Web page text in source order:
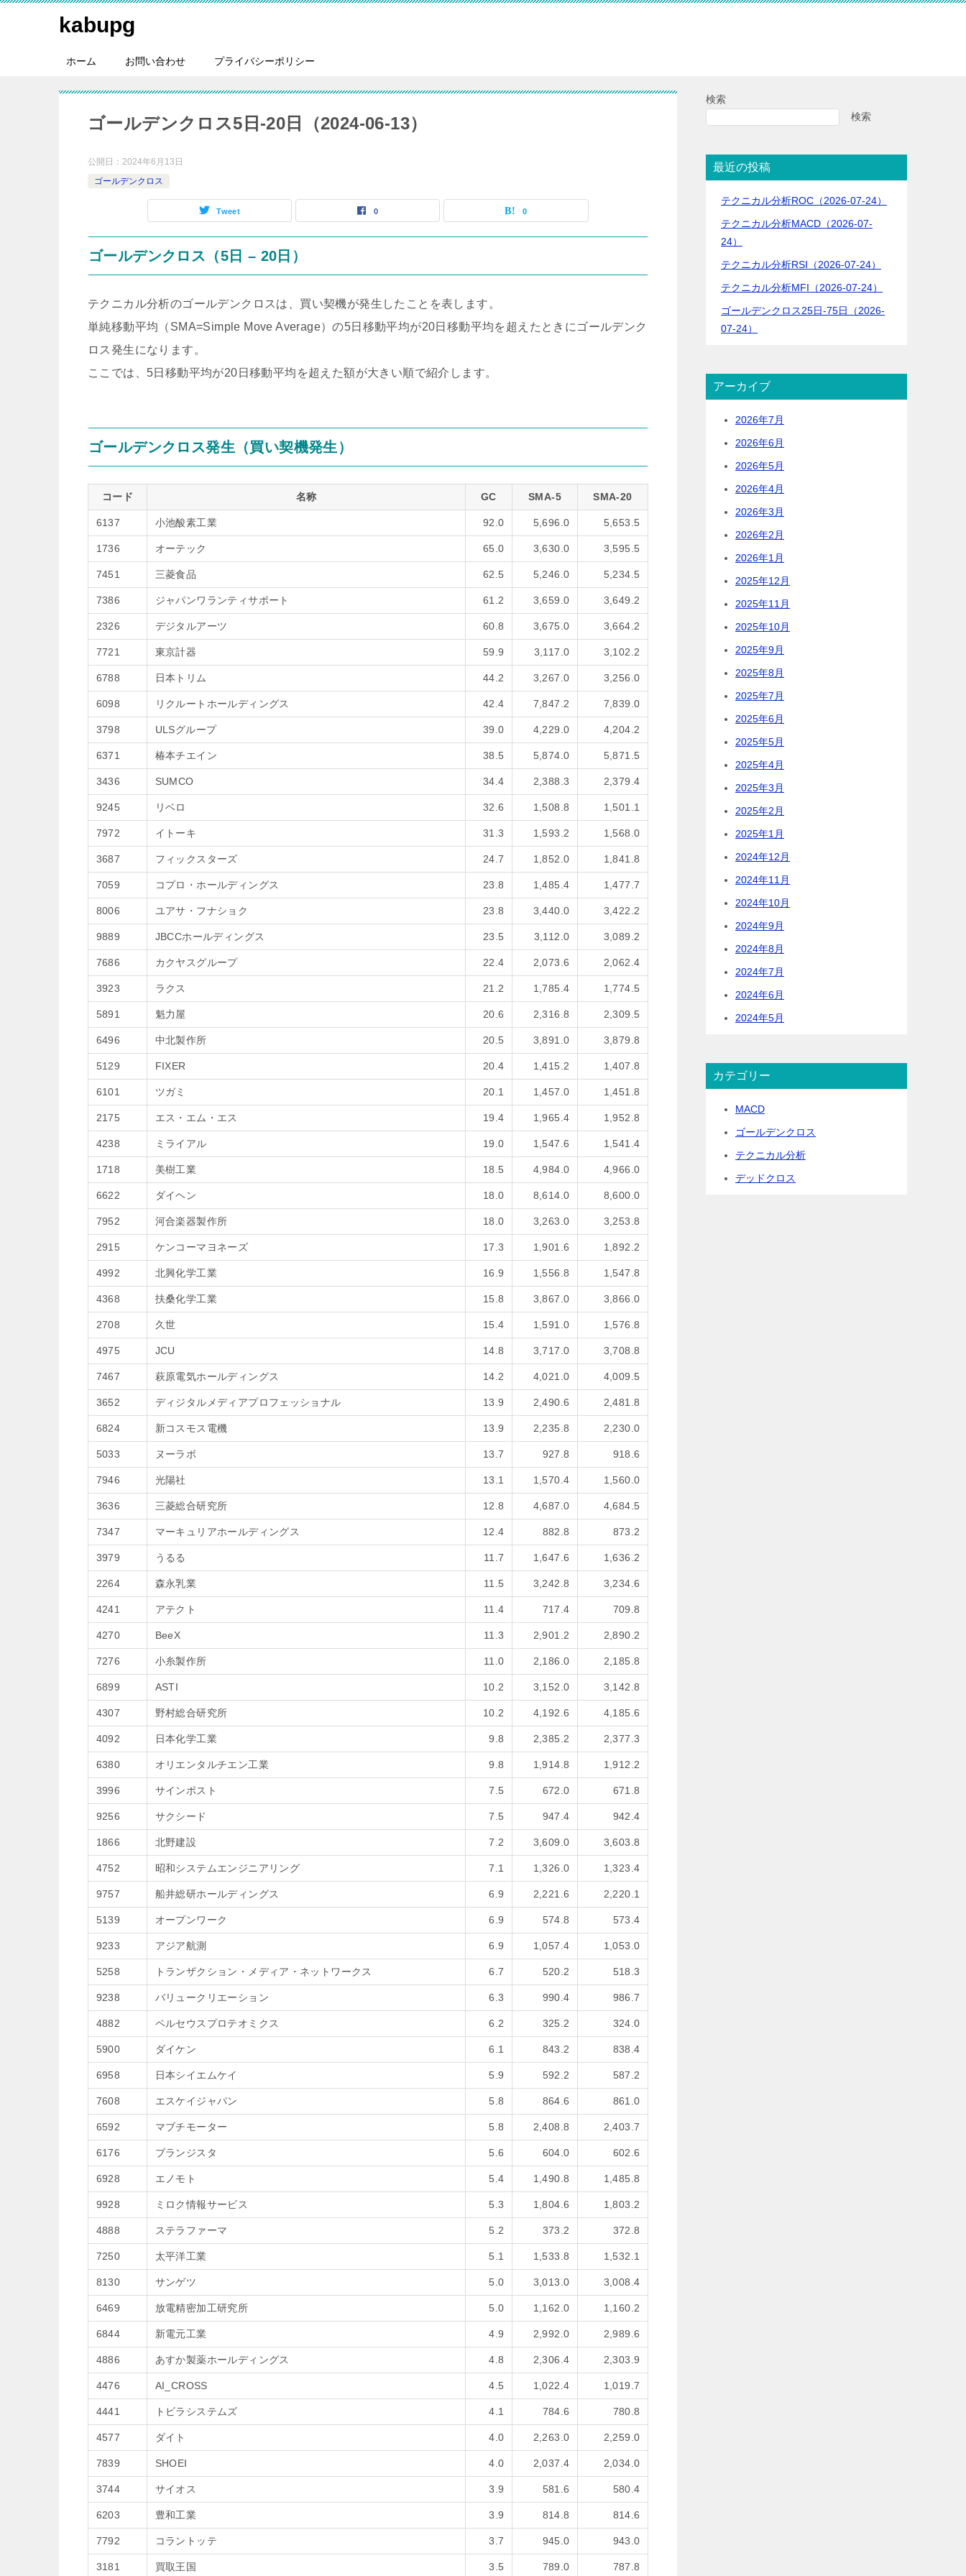
kabupg
ホーム お問い合わせ プライバシーポリシー
ゴールデンクロス5日-20日（2024-06-13）
公開日： 2024年6月13日
ゴールデンクロス
Tweet 0 0
ゴールデンクロス（5日 – 20日）
テクニカル分析のゴールデンクロスは、買い契機が発生したことを表します。
単純移動平均（SMA=Simple Move Average）の5日移動平均が20日移動平均を超えたときにゴールデンク
ロス発生になります。
ここでは、5日移動平均が20日移動平均を超えた額が大きい順で紹介します。
ゴールデンクロス発生（買い契機発生）
コード 名称 GC SMA-5 SMA-20
6137 小池酸素工業 92.0 5,696.0 5,653.5
1736 オーテック 65.0 3,630.0 3,595.5
7451 三菱食品 62.5 5,246.0 5,234.5
7386 ジャパンワランティサポート 61.2 3,659.0 3,649.2
2326 デジタルアーツ 60.8 3,675.0 3,664.2
7721 東京計器 59.9 3,117.0 3,102.2
6788 日本トリム 44.2 3,267.0 3,256.0
6098 リクルートホールディングス 42.4 7,847.2 7,839.0
3798 ULSグループ 39.0 4,229.0 4,204.2
6371 椿本チエイン 38.5 5,874.0 5,871.5
3436 SUMCO 34.4 2,388.3 2,379.4
9245 リベロ 32.6 1,508.8 1,501.1
7972 イトーキ 31.3 1,593.2 1,568.0
3687 フィックスターズ 24.7 1,852.0 1,841.8
7059 コプロ・ホールディングス 23.8 1,485.4 1,477.7
8006 ユアサ・フナショク 23.8 3,440.0 3,422.2
9889 JBCCホールディングス 23.5 3,112.0 3,089.2
7686 カクヤスグループ 22.4 2,073.6 2,062.4
3923 ラクス 21.2 1,785.4 1,774.5
5891 魁力屋 20.6 2,316.8 2,309.5
6496 中北製作所 20.5 3,891.0 3,879.8
5129 FIXER 20.4 1,415.2 1,407.8
6101 ツガミ 20.1 1,457.0 1,451.8
2175 エス・エム・エス 19.4 1,965.4 1,952.8
4238 ミライアル 19.0 1,547.6 1,541.4
1718 美樹工業 18.5 4,984.0 4,966.0
6622 ダイヘン 18.0 8,614.0 8,600.0
7952 河合楽器製作所 18.0 3,263.0 3,253.8
2915 ケンコーマヨネーズ 17.3 1,901.6 1,892.2
4992 北興化学工業 16.9 1,556.8 1,547.8
4368 扶桑化学工業 15.8 3,867.0 3,866.0
2708 久世 15.4 1,591.0 1,576.8
4975 JCU 14.8 3,717.0 3,708.8
7467 萩原電気ホールディングス 14.2 4,021.0 4,009.5
3652 ディジタルメディアプロフェッショナル 13.9 2,490.6 2,481.8
6824 新コスモス電機 13.9 2,235.8 2,230.0
5033 ヌーラボ 13.7 927.8 918.6
7946 光陽社 13.1 1,570.4 1,560.0
3636 三菱総合研究所 12.8 4,687.0 4,684.5
7347 マーキュリアホールディングス 12.4 882.8 873.2
3979 うるる 11.7 1,647.6 1,636.2
2264 森永乳業 11.5 3,242.8 3,234.6
4241 アテクト 11.4 717.4 709.8
4270 BeeX 11.3 2,901.2 2,890.2
7276 小糸製作所 11.0 2,186.0 2,185.8
6899 ASTI 10.2 3,152.0 3,142.8
4307 野村総合研究所 10.2 4,192.6 4,185.6
4092 日本化学工業 9.8 2,385.2 2,377.3
6380 オリエンタルチエン工業 9.8 1,914.8 1,912.2
3996 サインポスト 7.5 672.0 671.8
9256 サクシード 7.5 947.4 942.4
1866 北野建設 7.2 3,609.0 3,603.8
4752 昭和システムエンジニアリング 7.1 1,326.0 1,323.4
9757 船井総研ホールディングス 6.9 2,221.6 2,220.1
5139 オープンワーク 6.9 574.8 573.4
9233 アジア航測 6.9 1,057.4 1,053.0
5258 トランザクション・メディア・ネットワークス 6.7 520.2 518.3
9238 バリュークリエーション 6.3 990.4 986.7
4882 ペルセウスプロテオミクス 6.2 325.2 324.0
5900 ダイケン 6.1 843.2 838.4
6958 日本シイエムケイ 5.9 592.2 587.2
7608 エスケイジャパン 5.8 864.6 861.0
6592 マブチモーター 5.8 2,408.8 2,403.7
6176 ブランジスタ 5.6 604.0 602.6
6928 エノモト 5.4 1,490.8 1,485.8
9928 ミロク情報サービス 5.3 1,804.6 1,803.2
4888 ステラファーマ 5.2 373.2 372.8
7250 太平洋工業 5.1 1,533.8 1,532.1
8130 サンゲツ 5.0 3,013.0 3,008.4
6469 放電精密加工研究所 5.0 1,162.0 1,160.2
6844 新電元工業 4.9 2,992.0 2,989.6
4886 あすか製薬ホールディングス 4.8 2,306.4 2,303.9
4476 AI_CROSS 4.5 1,022.4 1,019.7
4441 トビラシステムズ 4.1 784.6 780.8
4577 ダイト 4.0 2,263.0 2,259.0
7839 SHOEI 4.0 2,037.4 2,034.0
3744 サイオス 3.9 581.6 580.4
6203 豊和工業 3.9 814.8 814.6
7792 コラントッテ 3.7 945.0 943.0
3181 買取王国 3.5 789.0 787.8
検索
検索
最近の投稿
テクニカル分析ROC（2026-07-24）
テクニカル分析MACD（2026-07-
24）
テクニカル分析RSI（2026-07-24）
テクニカル分析MFI（2026-07-24）
ゴールデンクロス25日-75日（2026-
07-24）
アーカイブ
2026年7月
2026年6月
2026年5月
2026年4月
2026年3月
2026年2月
2026年1月
2025年12月
2025年11月
2025年10月
2025年9月
2025年8月
2025年7月
2025年6月
2025年5月
2025年4月
2025年3月
2025年2月
2025年1月
2024年12月
2024年11月
2024年10月
2024年9月
2024年8月
2024年7月
2024年6月
2024年5月
カテゴリー
MACD
ゴールデンクロス
テクニカル分析
デッドクロス